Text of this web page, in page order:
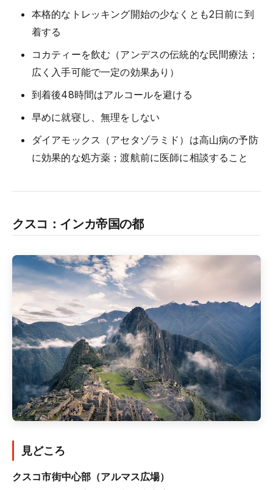
本格的なトレッキング開始の少なくとも2日前に到
着する
コカティーを飲む（アンデスの伝統的な民間療法；
広く入手可能で一定の効果あり）
到着後48時間はアルコールを避ける
早めに就寝し、無理をしない
ダイアモックス（アセタゾラミド）は高山病の予防
に効果的な処方薬；渡航前に医師に相談すること
クスコ：インカ帝国の都
見どころ
クスコ市街中心部（アルマス広場）